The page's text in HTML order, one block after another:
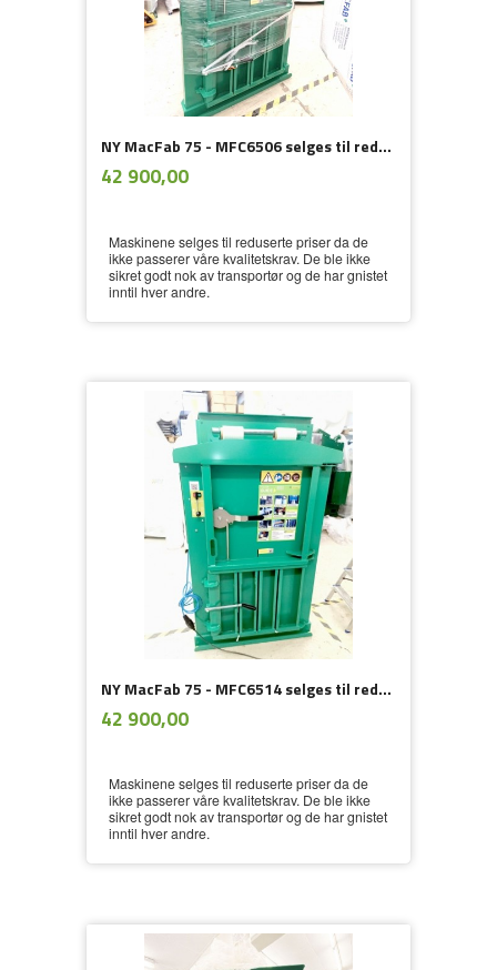
NY MacFab 75 - MFC6506 selges til redusert pris pga fraktskade
Pris
42 900,00mva.
Maskinene selges til reduserte priser da de
ikke passerer våre kvalitetskrav. De ble ikke
sikret godt nok av transportør og de har gnistet
inntil hver andre.
NY MacFab 75 - MFC6514 selges til redusert pris pga fraktskade - SOLGT
Pris
42 900,00mva.
Maskinene selges til reduserte priser da de
ikke passerer våre kvalitetskrav. De ble ikke
sikret godt nok av transportør og de har gnistet
inntil hver andre.